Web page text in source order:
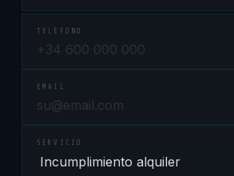
TELÉFONO
EMAIL
SERVICIO